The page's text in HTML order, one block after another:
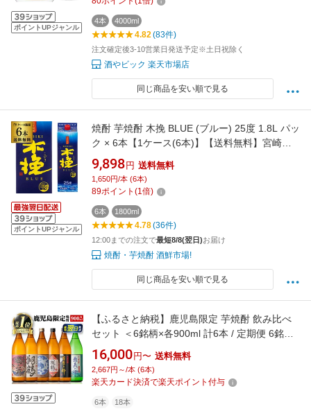
ポイントUPジャンル
4本 4000ml
4.82(83件)
注文確定後3-10営業日発送予定※土日祝除く
酒やビック 楽天市場店
同じ商品を安い順で見る
ポイントUPジャンル
焼酎 芋焼酎 木挽 BLUE (ブルー) 25度 1.8L パッ
ク × 6本【1ケース(6本)】【送料無料】宮崎県
雲海酒造 木挽ブルーこびき 25度1800] KOB 最
強配送
9,898 円 送料無料
1,650円/本 (6本)
89ポイント (1倍)
6本 1800ml
4.78(36件)
12:00までの注文で最短8/8(翌日)お届け
焼酎・芋焼酎 酒鮮市場!
同じ商品を安い順で見る
【ふるさと納税】鹿児島限定 芋焼酎 飲み比べ
セット ＜6銘柄×各900ml 計6本 / 定期便 6銘柄×
各900ml×3回 計18本＞ 焼酎 芋 お酒 定期便 焼
酎飲み比べ 焼酎ハイボール 出水酒造 神酒造 25
度 逸品 本格焼酎 人気 レア 【酒舗三浦屋】
16,000 円〜 送料無料
2,667円～/本 (6本)
楽天カード決済で楽天ポイント付与
6本 18本